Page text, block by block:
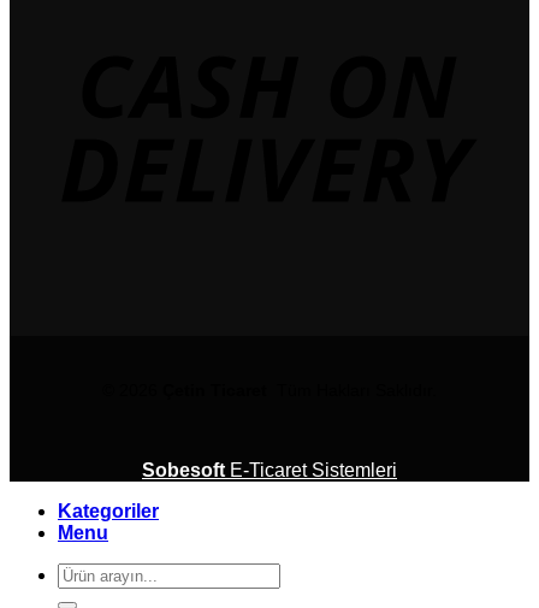
Sobesoft E-Ticaret Sistemleri
Kategoriler
Menu
Ara: